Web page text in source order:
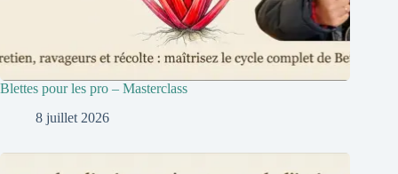
Blettes pour les pro – Masterclass
8 juillet 2026